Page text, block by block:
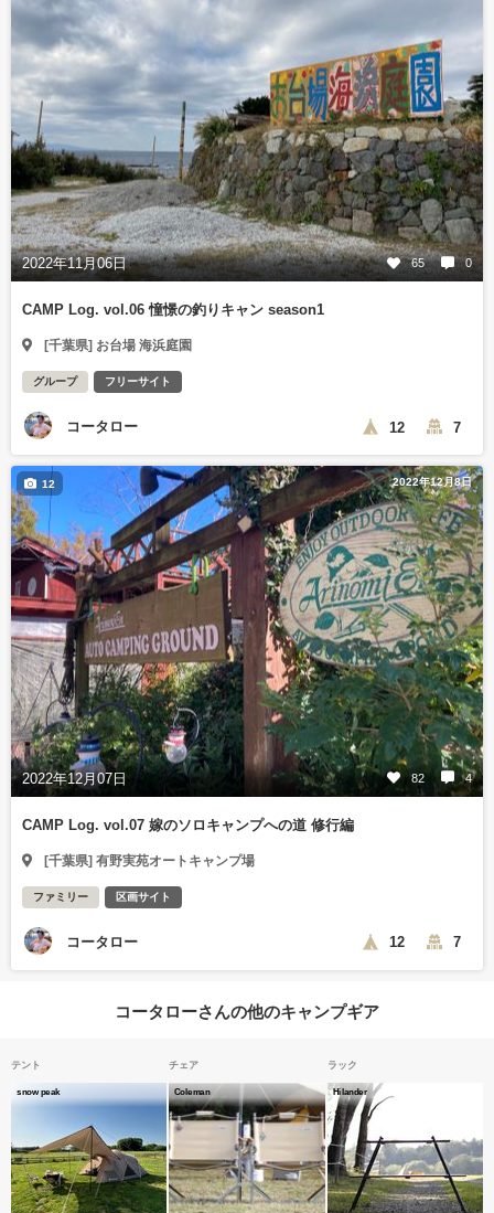
2022年11月06日 65 0
CAMP Log. vol.06 憧憬の釣りキャン season1
[千葉県] お台場 海浜庭園
グループ フリーサイト
コータロー 12 7
2022年12月8日
2022年12月07日 82 4
12
CAMP Log. vol.07 嫁のソロキャンプへの道 修行編
[千葉県] 有野実苑オートキャンプ場
ファミリー 区画サイト
コータロー 12 7
コータローさんの他のキャンプギア
テント
snow peak
チェア
Coleman
ラック
Hilander